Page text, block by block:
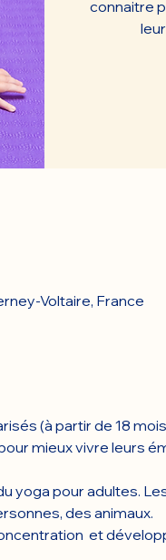
connaitre
Voltaire, France
(à partir de 18
mieux vivre leurs
yoga pour adultes.
des animaux.
et